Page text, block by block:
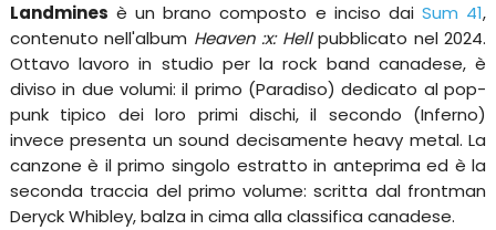
Landmines è un brano composto e inciso dai Sum 41,
contenuto nell'album Heaven :x: Hellpubblicato nel 2024.
Ottavo lavoro in studio per la rock band canadese, è
diviso in due volumi: il primo (Paradiso) dedicato al pop-
punk tipico dei loro primi dischi, il secondo (Inferno)
invece presenta un sound decisamente heavy metal. La
canzone è il primo singolo estratto in anteprima ed è la
seconda traccia del primo volume: scritta dal frontman
Deryck Whibley, balza in cima alla classifica canadese.